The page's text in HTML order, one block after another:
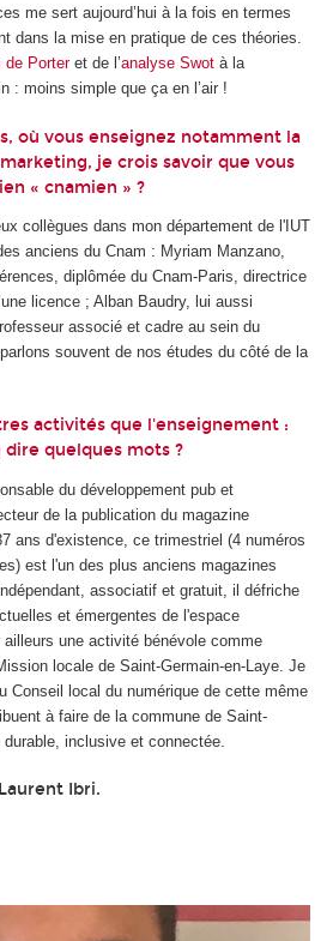
me sert aujourd’hui à la fois en termes
dans la mise en pratique de ces théories.
de Porteret de l’analyse Swot à la
: moins simple que ça en l’air !
où vous enseignez notamment la
je crois savoir que vous
« cnamien » ?
collègues dans mon département de l'IUT
anciens du Cnam : Myriam Manzano,
diplômée du Cnam-Paris, directrice
licence ; Alban Baudry, lui aussi
associé et cadre au sein du
souvent de nos études du côté de la
activités que l'enseignement :
quelques mots ?
du développement pub et
de la publication du magazine
ans d'existence, ce trimestriel (4 numéros
est l'un des plus anciens magazines
associatif et gratuit, il défriche
et émergentes de l'espace
une activité bénévole comme
locale de Saint-Germain-en-Laye. Je
Conseil local du numérique de cette même
à faire de la commune de Saint-
inclusive et connectée.
Ibri.